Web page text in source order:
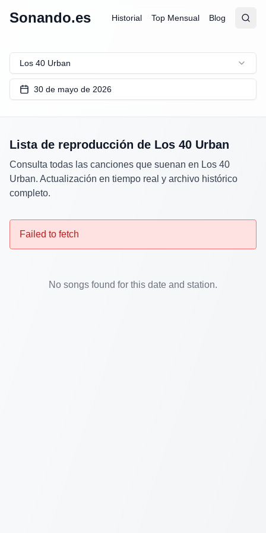
Sonando.es Historial Top Mensual Blog
Abrir
Los 40 Urban
30 de mayo de 2026
Lista de reproducción de Los 40 Urban
Consulta todas las canciones que suenan en Los 40
Urban. Actualización en tiempo real y archivo histórico
completo.
Failed to fetch
No songs found for this date and station.